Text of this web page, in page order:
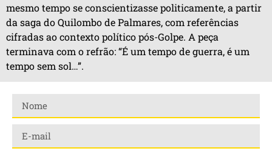
mesmo tempo se conscientizasse politicamente, a partir
da saga do Quilombo de Palmares, com referências
cifradas ao contexto político pós-Golpe. A peça
terminava com o refrão: “É um tempo de guerra, é um
tempo sem sol…”.